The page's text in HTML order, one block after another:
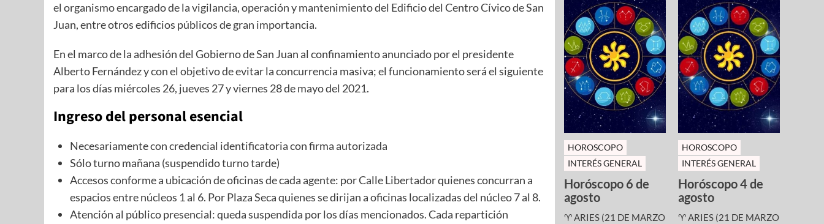
el organismo encargado de la vigilancia, operación y mantenimiento del Edificio del Centro Cívico de San
Juan, entre otros edificios públicos de gran importancia.
En el marco de la adhesión del Gobierno de San Juan al confinamiento anunciado por el presidente
Alberto Fernández y con el objetivo de evitar la concurrencia masiva; el funcionamiento será el siguiente
para los días miércoles 26, jueves 27 y viernes 28 de mayo del 2021.
Ingreso del personal esencial
Necesariamente con credencial identificatoria con firma autorizada
Sólo turno mañana (suspendido turno tarde)
Accesos conforme a ubicación de oficinas de cada agente: por Calle Libertador quienes concurran a
espacios entre núcleos 1 al 6. Por Plaza Seca quienes se dirijan a oficinas localizadas del núcleo 7 al 8.
Atención al público presencial: queda suspendida por los días mencionados. Cada repartición
HOROSCOPO
INTERÉS GENERAL
Horóscopo 6 de
agosto
♈ ARIES (21 DE MARZO
HOROSCOPO
INTERÉS GENERAL
Horóscopo 4 de
agosto
♈ ARIES (21 DE MARZO